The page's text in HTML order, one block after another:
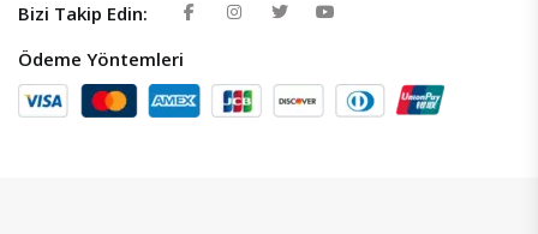
Bizi Takip Edin:
Ödeme Yöntemleri